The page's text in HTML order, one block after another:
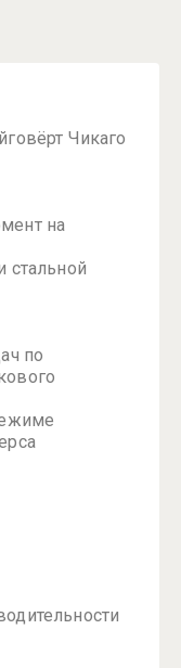
Чикаго
на
стальной
по